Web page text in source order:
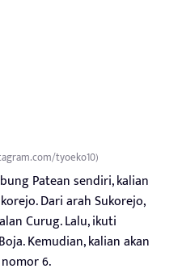
tyoeko10)
Patean sendiri, kalian
Dari arah Sukorejo,
Curug. Lalu, ikuti
Kemudian, kalian akan
6.